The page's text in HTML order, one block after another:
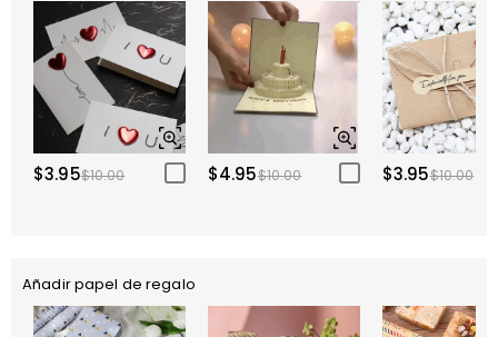
$3.95$10.00 $4.95$10.00 $3.95$10.00
Añadir papel de regalo